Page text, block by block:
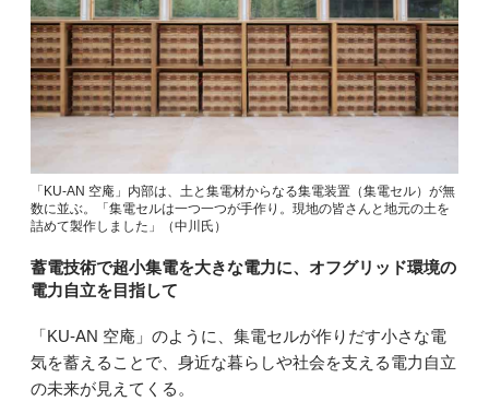
「KU-AN 空庵」内部は、土と集電材からなる集電装置（集電セル）が無
数に並ぶ。「集電セルは一つ一つが手作り。現地の皆さんと地元の土を
詰めて製作しました」（中川氏）
蓄電技術で超小集電を大きな電力に、オフグリッド環境の
電力自立を目指して
「KU-AN 空庵」のように、集電セルが作りだす小さな電
気を蓄えることで、身近な暮らしや社会を支える電力自立
の未来が見えてくる。